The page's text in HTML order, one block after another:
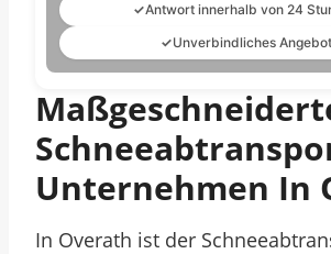
✓Antwort innerhalb von 24
✓Unverbindliches Angebot
Unternehmen In
In Overath ist der